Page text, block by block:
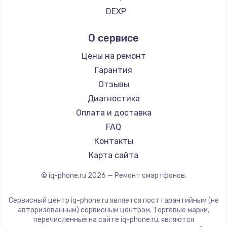
Ремонт разъема питания
Заказать
Замена видеокарты
2100 руб.
Заказать
Ремонт цепей питания
3000 руб.
Заказать
1590 руб.
Заказать
Ремонт смартфонов Tp-Link
Ремонт смартфонов Nubia
Ремонт смартфонов Land Rover
Ремонт смартфонов Acer
Ремонт смартфонов HP
Ремонт смартфонов Poco
Ремонт смартфонов HTC
Ремонт смартфонов Blackmagic
Ремонт смартфонов Nothing
Ремонт смартфонов iQOO
DEXP
Ginzzu
Highscreen
Irbis
Kyocera
LeEco
OnePlus
teXet
Motorola
Prestigio
Elephone
BlackView
О сервисе
Цены на ремонт
Гарантия
Отзывы
Диагностика
Оплата и доставка
FAQ
Контакты
Карта сайта
© iq-phone.ru 2026 — Ремонт смартфонов.
Сервисный центр iq-phone.ru является пост гарантийным (не
авторизованным) сервисным центром. Торговые марки,
перечисленные на сайте iq-phone.ru, являются